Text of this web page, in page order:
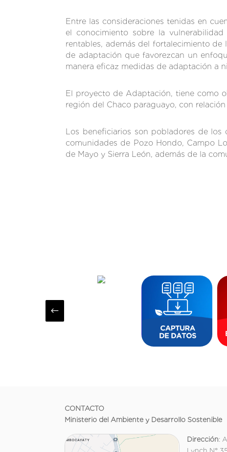
Entre las consideraciones tenidas en
el conocimiento sobre la
rentables, además del fortalecimiento
de adaptación que favorezcan un
manera eficaz medidas de adaptación a
El proyecto de Adaptación, tiene como
región del Chaco paraguayo, con
Los beneficiarios son pobladores de
comunidades de Pozo Hondo, Campo
de Mayo y Sierra León, además de la
#
CONTACTO
Ministerio del Ambiente y Desarrollo Sostenible
Dirección: